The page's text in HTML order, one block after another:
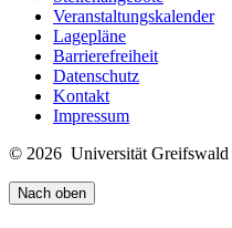
Veranstaltungskalender
Lagepläne
Barrierefreiheit
Datenschutz
Kontakt
Impressum
© 2026 Universität Greifswald
Nach oben